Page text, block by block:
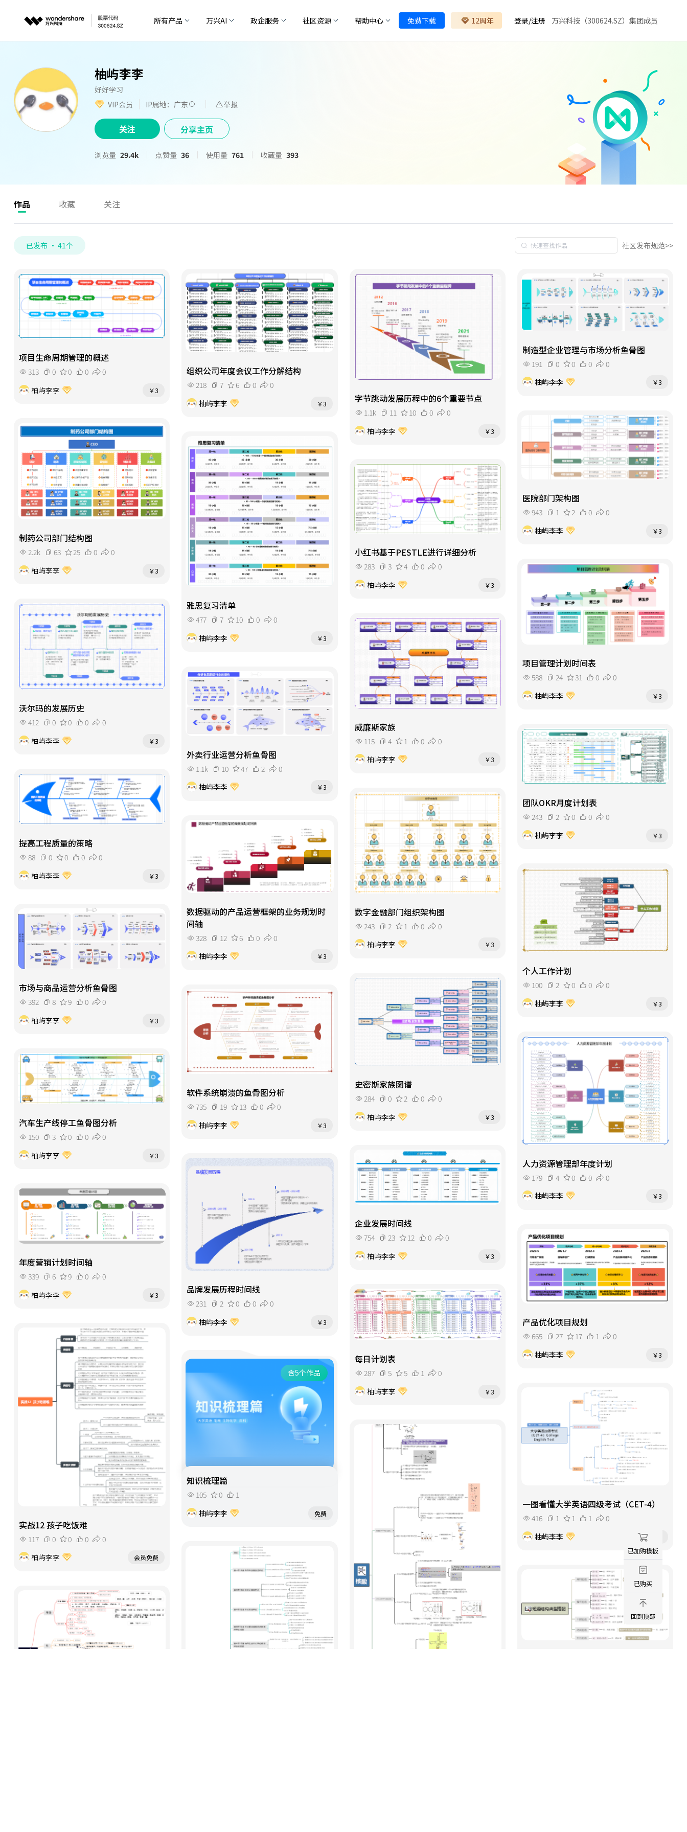
所有产品 万兴AI 政企服务 社区资源 帮助中心 免费下载 12周年 登录/注册 万兴科技（300624.SZ）集团成员
柚屿李李
好好学习
VIP会员
IP属地：广东 举报
关注 分享主页
浏览量 29.4k 点赞量 36 使用量 761 收藏量 393
作品 收藏 关注
已发布 · 41个 社区发布规范>>
项目生命周期管理的概述
313 0 0 0
0
柚屿李李
￥3
组织公司年度会议工作分解结构
218 7 6 0
0
柚屿李李
￥3 字节跳动发展历程中的6个重要节点
1.1k 11 10 0
0
柚屿李李
￥3
制造型企业管理与市场分析鱼骨图
191 0 0 0
0
柚屿李李
￥3
医院部门架构图
943 1 2 0
0
柚屿李李
￥3
制药公司部门结构图
2.2k 63 25 0
0
柚屿李李
￥3
雅思复习清单
477 7 10 0
0
柚屿李李
￥3
小红书基于PESTLE进行详细分析
283 3 4 0
0
柚屿李李
￥3
项目管理计划时间表
588 24 31 0
0
柚屿李李
￥3
沃尔玛的发展历史
412 0 0 0
0
柚屿李李
￥3
威廉斯家族
115 4 1 0
0
柚屿李李
￥3
外卖行业运营分析鱼骨图
1.1k 10 47 2
0
柚屿李李
￥3
团队OKR月度计划表
243 2 0 0
0
柚屿李李
￥3
提高工程质量的策略
88 0 0 0
0
柚屿李李
￥3
数字金融部门组织架构图
243 2 1 0
0
柚屿李李
￥3
数据驱动的产品运营框架的业务规划时
间轴
328 12 6 0
0
柚屿李李
￥3
个人工作计划
100 2 0 0
0
柚屿李李
￥3
市场与商品运营分析鱼骨图
392 8 9 0
0
柚屿李李
￥3
史密斯家族图谱
284 0 2 0
0
柚屿李李
￥3
软件系统崩溃的鱼骨图分析
735 19 13 0
0
柚屿李李
￥3
人力资源管理部年度计划
179 4 0 0
0
柚屿李李
￥3
汽车生产线停工鱼骨图分析
150 3 0 0
0
柚屿李李
￥3
企业发展时间线
754 23 12 0
0
柚屿李李
￥3
品牌发展历程时间线
231 2 0 0
0
柚屿李李
￥3
年度营销计划时间轴
339 6 9 0
0
柚屿李李
￥3
产品优化项目规划
665 27 17 1
0
柚屿李李
￥3
每日计划表
287 5 5 1
0
柚屿李李
￥3
实战12 孩子吃饭难
117 0 0 0
0
柚屿李李
会员免费
含5个作品
知识梳理篇
105 0
1
柚屿李李
免费
一图看懂大学英语四级考试（CET-4）
416 1 1 1
0
柚屿李李
会员免费
已加购模板
已购买
回到顶部